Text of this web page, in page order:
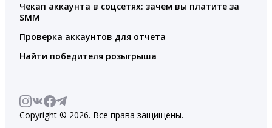
Чекап аккаунта в соцсетях: зачем вы платите за
SMM
Проверка аккаунтов для отчета
Найти победителя розыгрыша
Copyright © 2026. Все права защищены.